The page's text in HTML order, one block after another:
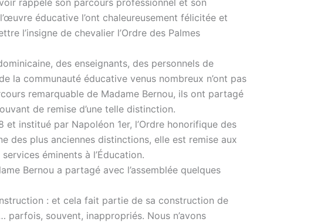
rappelé son parcours professionnel et son
éducative l’ont chaleureusement félicitée et
l’insigne de chevalier l’Ordre des Palmes
des enseignants, des personnels de
la communauté éducative venus nombreux n’ont pas
remarquable de Madame Bernou, ils ont partagé
de remise d’une telle distinction.
et institué par Napoléon 1er, l’Ordre honorifique des
des plus anciennes distinctions, elle est remise aux
éminents à l’Éducation.
Bernou a partagé avec l’assemblée quelques
: et cela fait partie de sa construction de
souvent, inappropriés. Nous n’avons